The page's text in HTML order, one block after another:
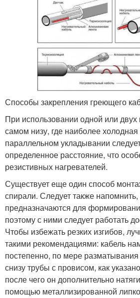
Способы закрепления греющего
При использовании одной или двух
самом низу, где наиболее
параллельном укладывании
определенное расстояние, что
резистивных нагревателей.
Существует еще один способ
спирали. Следует также напомнить,
предназначаются для
поэтому с ними следует работать
Чтобы избежать резких изгибов,
такими рекомендациями: кабель
постепенно, по мере
снизу трубы с провисом, как
после чего он дополнительно
помощью металлизированной